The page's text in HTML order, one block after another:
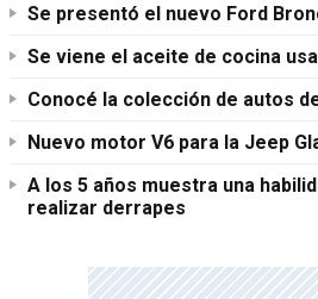
Se presentó el nuevo Ford
Se viene el aceite de cocina
Conocé la colección de autos
Nuevo motor V6 para la Jeep
A los 5 años muestra una
realizar derrapes